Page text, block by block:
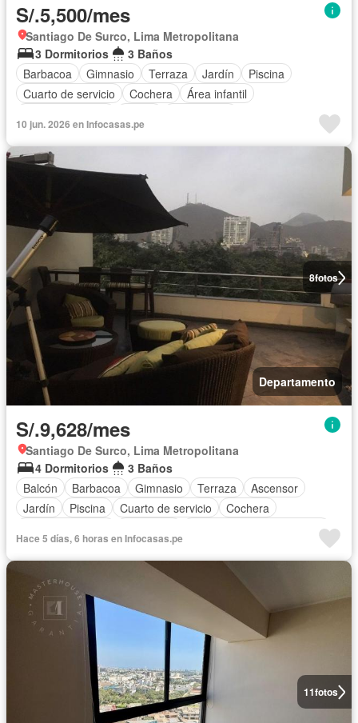
S/.5,500/mes
Santiago De Surco, Lima Metropolitana
3 Dormitorios
3 Baños
Barbacoa
Gimnasio Terraza Jardín
Piscina
Cuarto de servicio
Cochera
Área infantil
10 jun. 2026 en Infocasas.pe
8fotos
Departamento
S/.9,628/mes
Santiago De Surco, Lima Metropolitana
4 Dormitorios
3 Baños
Balcón
Barbacoa Gimnasio Terraza
Ascensor
Jardín
Piscina Cuarto de servicio
Cochera
Completamente amoblado
Hace 5 días, 6 horas en Infocasas.pe
11fotos